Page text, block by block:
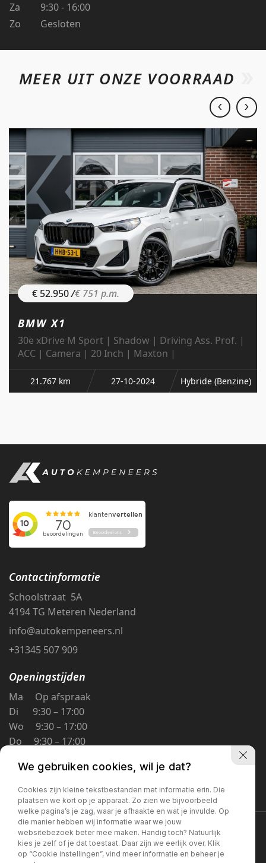
Za
9:30 - 16:00
Zo
Gesloten
MEER UIT ONZE VOORRAAD
€ 52.950/€ 751 p.m.
BMW X1
30e xDrive M Sport | Shadow | Driving Ass. Prof. |
ACC | Camera | 20 Inch | Maxton |
21.767 km 27-10-2024 Hybride (Benzine)
Contactinformatie
Schoolstraat 5A
4194 TG Meteren Nederland
info@autokempeneers.nl
+31345 507 909
Openingstijden
Ma Op afspraak
Di 9:30 – 17:00
Wo 9:30 – 17:00
Do 9:30 – 17:00
Za 9:30 – 16:00
Zo Gesloten
Privacybeleid
We gebruiken cookies, wil je dat?
Cookies zijn kleine tekstbestanden met informatie erin. Die
plaatsen we kort op je apparaat. Zo zien we bijvoorbeeld
welke pagina’s je zag, waar je afhaakte en wat je invulde. Op
die manier hebben wij informatie waar we jouw
websitebezoek beter mee maken. Handig toch? Natuurlijk
kies je zelf of je dat toestaat. Daar zijn we eerlijk over. Klik
op “Cookie instellingen”, vind meer informatie en beheer je